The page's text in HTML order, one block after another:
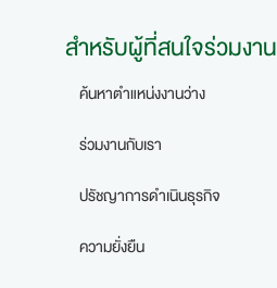
สำหรับผู้ที่สนใจร่วมงาน
ค้นหาตำแหน่งงานว่าง
ร่วมงานกับเรา
ปรัชญาการดำเนินธุรกิจ
ความยั่งยืน